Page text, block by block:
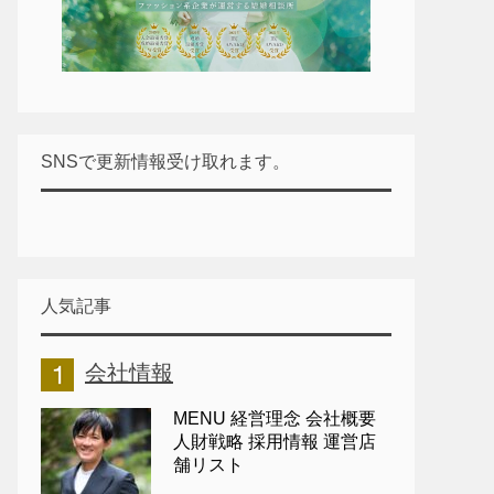
SNSで更新情報受け取れます。
人気記事
会社情報
MENU 経営理念 会社概要
人財戦略 採用情報 運営店
舗リスト